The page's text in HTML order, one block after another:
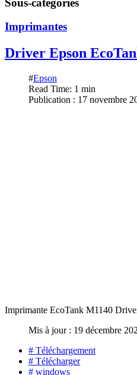
Sous-catégories
Imprimantes
Driver Epson
#Epson
Read Time: 1 min
Publication : 17 novembre
Imprimante EcoTank M1140
Mis à jour : 19 décembre
# Téléchargement
# Télécharger
# windows